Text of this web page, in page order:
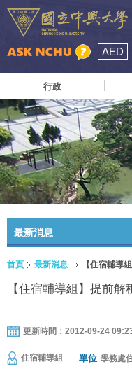
AED
行政
最新消息
首頁 最新消息 【住宿輔導
【住宿輔導組】提前
更新時間：2012-09-24
住宿輔導組 單位 學務處